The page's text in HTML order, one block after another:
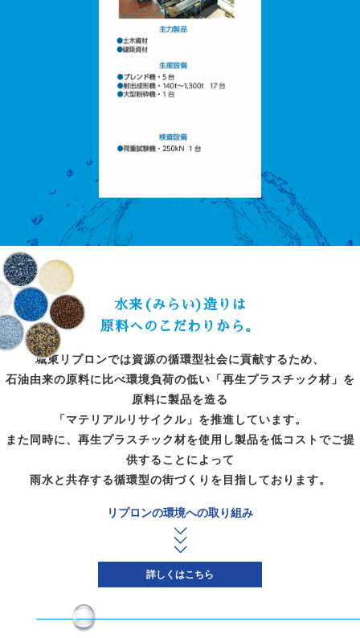
水来(みらい)造りは
原料へのこだわりから。
城東リプロンでは資源の循環型社会に貢献するため、
石油由来の原料に比べ環境負荷の低い「再生プラスチック材」を
原料に製品を造る
「マテリアルリサイクル」を推進しています。
また同時に、再生プラスチック材を使用し製品を低コストでご提
供することによって
雨水と共存する循環型の街づくりを目指しております。
リプロンの環境への取り組み
詳しくはこちら